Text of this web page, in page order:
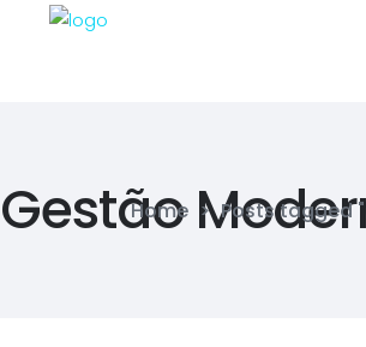
Gestão
Home > Posts tagged